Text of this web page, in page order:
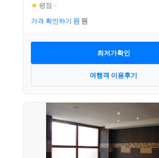
★ 평점 –
가격 확인하기
최저가확인
여행객 이용후기